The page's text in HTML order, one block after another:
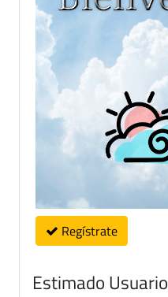
Regístrate
Estimado Usuario